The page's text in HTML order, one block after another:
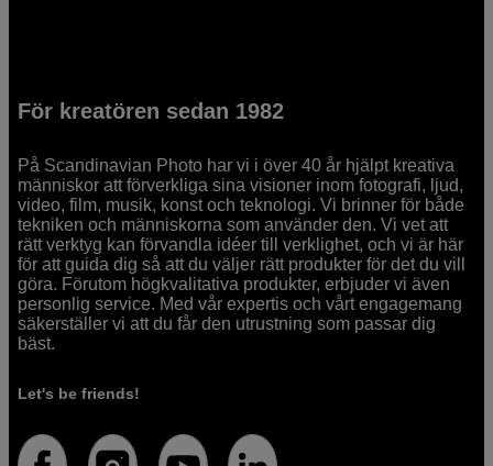
För kreatören sedan 1982
På Scandinavian Photo har vi i över 40 år hjälpt kreativa
människor att förverkliga sina visioner inom fotografi, ljud,
video, film, musik, konst och teknologi. Vi brinner för både
tekniken och människorna som använder den. Vi vet att
rätt verktyg kan förvandla idéer till verklighet, och vi är här
för att guida dig så att du väljer rätt produkter för det du vill
göra. Förutom högkvalitativa produkter, erbjuder vi även
personlig service. Med vår expertis och vårt engagemang
säkerställer vi att du får den utrustning som passar dig
bäst.
Let's be friends!